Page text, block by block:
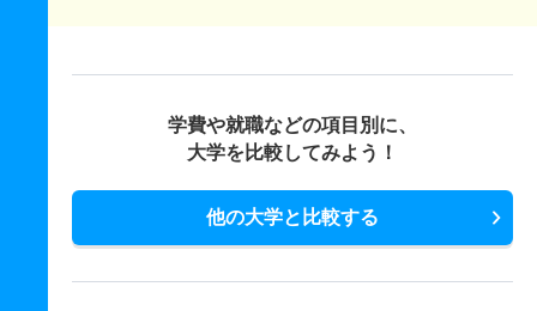
学費や就職などの項目別に、
大学を比較してみよう！
他の大学と比較する